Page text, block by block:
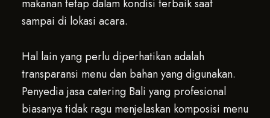
makanan tetap dalam kondisi terbaik saat
sampai di lokasi acara.
Hal lain yang perlu diperhatikan adalah
transparansi menu dan bahan yang digunakan.
Penyedia jasa catering Bali yang profesional
biasanya tidak ragu menjelaskan komposisi menu